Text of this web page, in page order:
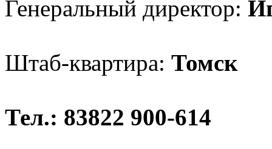
Генеральный директор:
Штаб-квартира: Томск
Тел.: 83822 900-614